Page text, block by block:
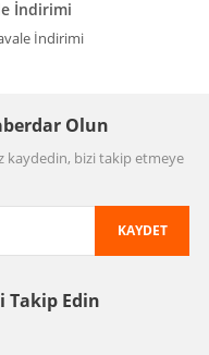
İndirimi
İndirimi
Olun
kaydedin, bizi takip etmeye
KAYDET
Takip Edin